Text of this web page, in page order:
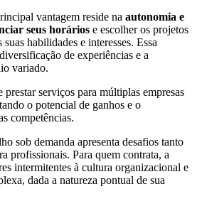
vantagem reside na autonomia e
seus horários e escolher os projetos
habilidades e interesses. Essa
de experiências e a
variado.
serviços para múltiplas empresas
o potencial de ganhos e o
competências.
sob demanda apresenta desafios tanto
profissionais. Para quem contrata, a
intermitentes à cultura organizacional e
dada a natureza pontual de sua